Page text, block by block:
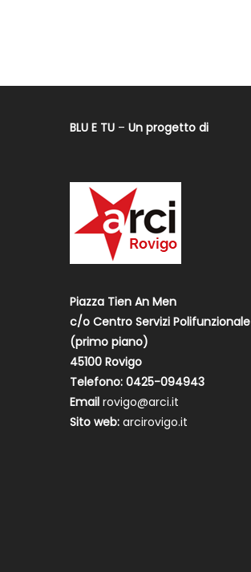
BLU E TU –Un progetto di
Piazza Tien An Men
c/o Centro Servizi Polifunzionale
(primo piano)
45100 Rovigo
Telefono: 0425-094943
Emailrovigo@arci.it
Sito web:arcirovigo.it